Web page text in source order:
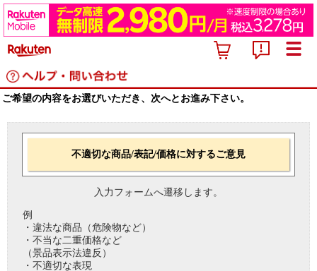
ご希望の内容をお選びいただき、次へとお進み下さい。
不適切な商品/表記/価格に対するご意見
入力フォームへ遷移します。
例
・違法な商品（危険物など）
・不当な二重価格など
（景品表示法違反）
・不適切な表現